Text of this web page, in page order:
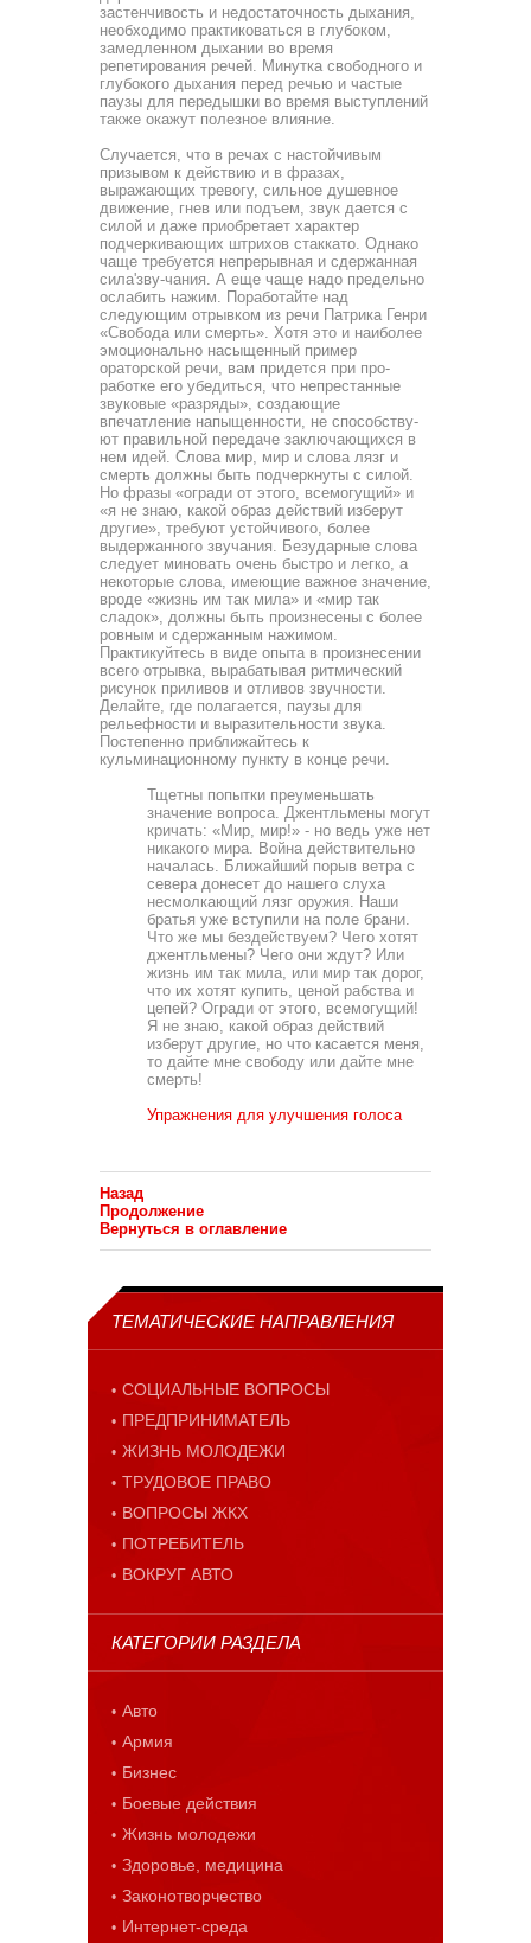
застенчивость и недостаточность дыхания,
необходимо практиковаться в глубоком,
замедленном дыхании во время
репетирования речей. Минутка свободного и
глубокого ды­хания перед речью и частые
паузы для передышки во время выступлений
также окажут полезное влияние.
Случается, что в речах с настойчивым
призывом к дейст­вию и в фразах,
выражающих тревогу, сильное душевное
движение, гнев или подъем, звук дается с
силой и даже при­обретает характер
подчеркивающих штрихов стаккато. Од­нако
чаще требуется непрерывная и сдержанная
сила'зву-чания. А еще чаще надо предельно
ослабить нажим. Пора­ботайте над
следующим отрывком из речи Патрика Генри
«Свобода или смерть». Хотя это и наиболее
эмоционально насыщенный пример
ораторской речи, вам придется при про­
работке его убедиться, что непрестанные
звуковые «разря­ды», создающие
впечатление напыщенности, не способству­
ют правильной передаче заключающихся в
нем идей. Слова мир, мир и слова лязг и
смерть должны быть подчеркнуты с силой.
Но фразы «огради от этого, всемогущий» и
«я не знаю, какой образ действий изберут
другие», требуют устой­чивого, более
выдержанного звучания. Безударные слова
следует миновать очень быстро и легко, а
некоторые слова, имеющие важное значение,
вроде «жизнь им так мила» и «мир так
сладок», должны быть произнесены с более
ровным и сдержанным нажимом.
Практикуйтесь в виде опыта в про­изнесении
всего отрывка, вырабатывая ритмический
рису­нок приливов и отливов звучности.
Делайте, где полагается, паузы для
рельефности и выразительности звука.
Постепен­но приближайтесь к
кульминационному пункту в конце речи.
Тщетны попытки преуменьшать
значение вопроса. Джентльмены могут
кричать: «Мир, мир!» - но ведь уже нет
никакого мира. Война действительно
началась. Ближайший порыв ветра с
севера донесет до нашего слуха
несмолкающий лязг оружия. Наши
братья уже вступили на поле брани.
Что же мы бездействуем? Чего хотят
джентльмены? Чего они ждут? Или
жизнь им так мила, или мир так дорог,
что их хотят купить, ценой рабства и
цепей? Огради от этого, всемогущий!
Я не знаю, какой образ действий
изберут другие, но что касается меня,
то дайте мне свободу или дайте мне
смерть!
Упражнения для улучшения голоса
Назад
Продолжение
Вернуться в оглавление
ТЕМАТИЧЕСКИЕ НАПРАВЛЕНИЯ
СОЦИАЛЬНЫЕ ВОПРОСЫ
ПРЕДПРИНИМАТЕЛЬ
ЖИЗНЬ МОЛОДЕЖИ
ТРУДОВОЕ ПРАВО
ВОПРОСЫ ЖКХ
ПОТРЕБИТЕЛЬ
ВОКРУГ АВТО
КАТЕГОРИИ РАЗДЕЛА
Авто
Армия
Бизнес
Боевые действия
Жизнь молодежи
Здоровье, медицина
Законотворчество
Интернет-среда